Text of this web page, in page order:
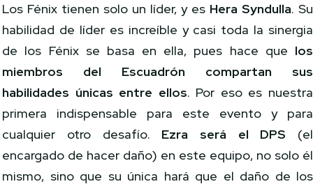
Los Fénix tienen solo un líder, y es Hera Syndulla. Su
habilidad de líder es increíble y casi toda la sinergia
de los Fénix se basa en ella, pues hace que los
miembros del Escuadrón compartan sus
habilidades únicas entre ellos. Por eso es nuestra
primera indispensable para este evento y para
cualquier otro desafío. Ezra será el DPS (el
encargado de hacer daño) en este equipo, no solo él
mismo, sino que su única hará que el daño de los